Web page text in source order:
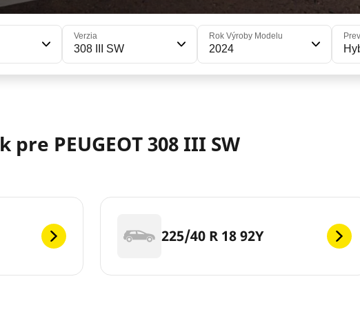
Verzia
308 III SW
Rok Výroby Modelu
2024
PEUGEOT 308 III SW
225/40 R 18 92Y